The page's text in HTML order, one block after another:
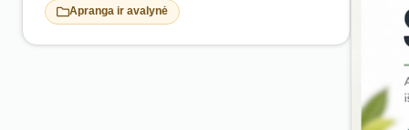
Apranga ir avalynė